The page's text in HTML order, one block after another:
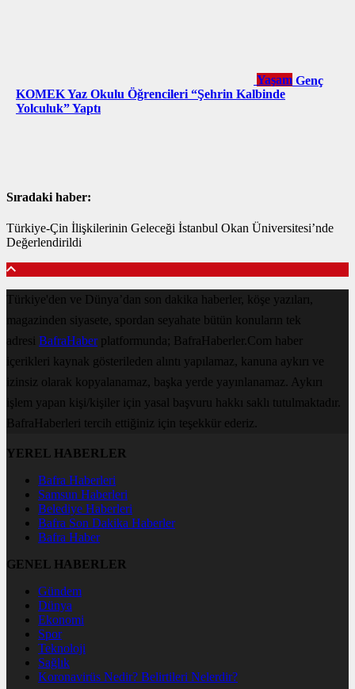
Yaşam Genç
KOMEK Yaz Okulu Öğrencileri “Şehrin Kalbinde
Yolculuk” Yaptı
Sıradaki haber:
Türkiye-Çin İlişkilerinin Geleceği İstanbul Okan Üniversitesi’nde
Değerlendirildi
Türkiye'den ve Dünya’dan son dakika haberler, köşe yazıları,
magazinden siyasete, spordan seyahate bütün konuların tek
adresi BafraHaberplatformunda; BafraHaberler.Com haber
içerikleri kaynak gösterileden alıntı yapılamaz, kanuna aykırı ve
izinsiz olarak kopyalanamaz, başka yerde yayınlanamaz. Aykırı
işlem yapan kişi/kişiler için yasal başvuru hakkı saklı tutulmaktadır.
BafraHaberleri tercih ettiğiniz için teşekkür ederiz.
YEREL HABERLER
Bafra Haberleri
Samsun Haberleri
Belediye Haberleri
Bafra Son Dakika Haberler
Bafra Haber
GENEL HABERLER
Gündem
Dünya
Ekonomi
Spor
Teknoloji
Sağlık
Koronavirüs Nedir? Belirtileri Nelerdir?